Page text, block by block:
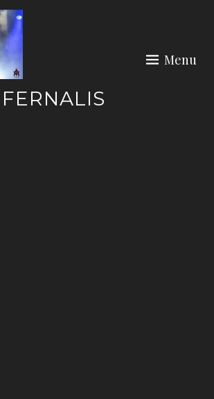
Menu